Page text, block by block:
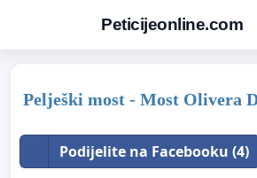
Peticijeonline.com
Pelješki most - Most Olivera
Podijelite na Facebooku (4)